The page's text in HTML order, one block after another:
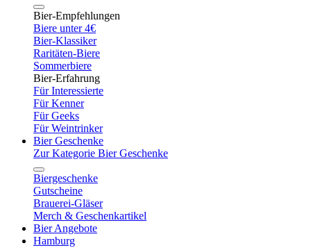
Bier-Empfehlungen
Biere unter 4€
Bier-Klassiker
Raritäten-Biere
Sommerbiere
Bier-Erfahrung
Für Interessierte
Für Kenner
Für Geeks
Für Weintrinker
Bier Geschenke
Zur Kategorie Bier Geschenke
Biergeschenke
Gutscheine
Brauerei-Gläser
Merch & Geschenkartikel
Bier Angebote
Hamburg